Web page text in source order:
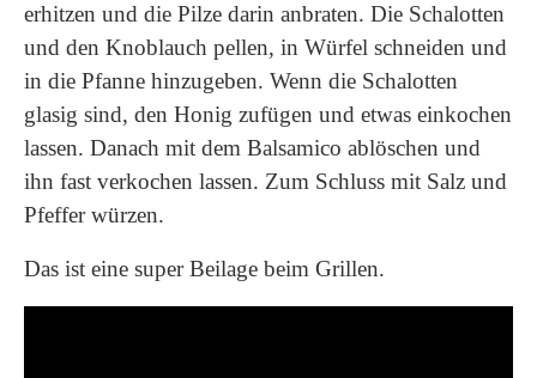
erhitzen und die Pilze darin anbraten. Die Schalotten
und den Knoblauch pellen, in Würfel schneiden und
in die Pfanne hinzugeben. Wenn die Schalotten
glasig sind, den Honig zufügen und etwas einkochen
lassen. Danach mit dem Balsamico ablöschen und
ihn fast verkochen lassen. Zum Schluss mit Salz und
Pfeffer würzen.
Das ist eine super Beilage beim Grillen.